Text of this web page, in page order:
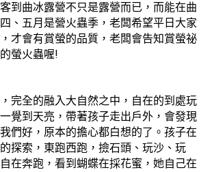
到曲冰露營不只是露營而已，而能在曲
、五月是營火蟲季，老闆希望平日大家
才會有賞螢的品質，老闆會告知賞螢祕
螢火蟲喔!
完全的融入大自然之中，自在的到處玩
覺到天亮，帶著孩子走出戶外，會發現
們好，原本的擔心都白想的了。孩子在
探索，東跑西跑，撿石頭、玩沙、玩
在奔跑，看到蝴蝶在採花蜜，她自己在